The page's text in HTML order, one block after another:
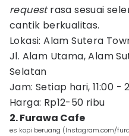
requestrasa sesuai
cantik berkualitas.
Lokasi: Alam Sutera
Jl. Alam Utama, Alam
Selatan
Jam: Setiap hari, 11:00 -
Harga: Rp12-50 ribu
2. Furawa Cafe
es kopi beruang (Instagram.com/